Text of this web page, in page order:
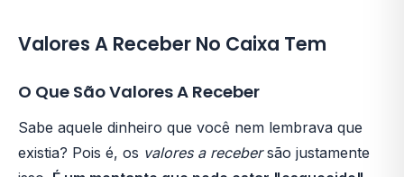
Valores A Receber No Caixa Tem
O Que São Valores A Receber
Sabe aquele dinheiro que você nem lembrava que
existia? Pois é, os valores a recebersão justamente